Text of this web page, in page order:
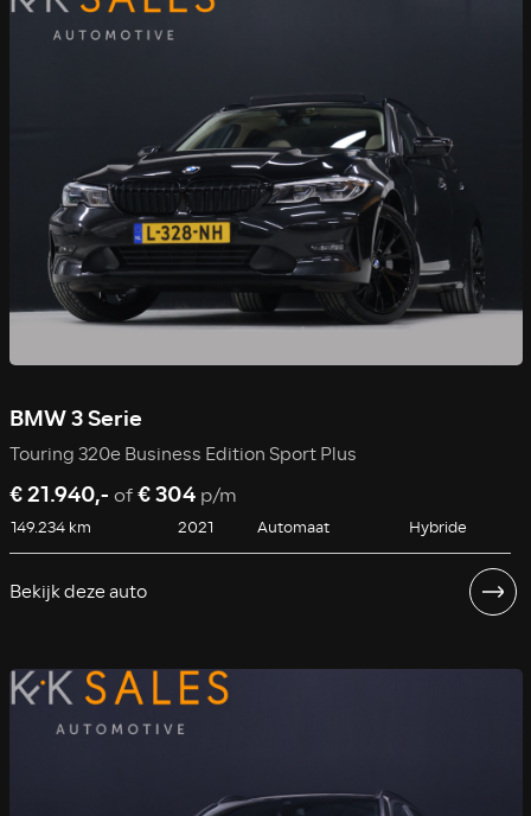
BMW 3 Serie
Touring 320e Business Edition Sport Plus
€ 21.940,- of€ 304 p/m
149.234 km 2021 Automaat Hybride
Bekijk deze auto